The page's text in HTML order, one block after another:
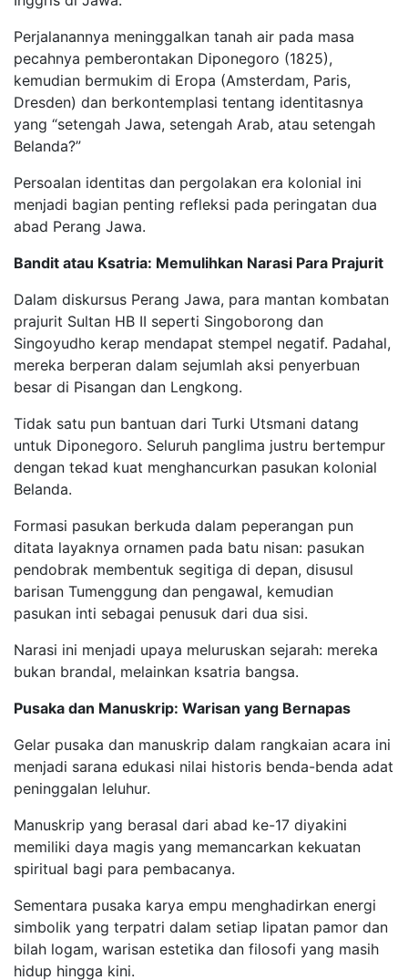
Perjalanannya meninggalkan tanah air pada masa
pecahnya pemberontakan Diponegoro (1825),
kemudian bermukim di Eropa (Amsterdam, Paris,
Dresden) dan berkontemplasi tentang identitasnya
yang “setengah Jawa, setengah Arab, atau setengah
Belanda?”
Persoalan identitas dan pergolakan era kolonial ini
menjadi bagian penting refleksi pada peringatan dua
abad Perang Jawa.
Bandit atau Ksatria: Memulihkan Narasi Para Prajurit
Dalam diskursus Perang Jawa, para mantan kombatan
prajurit Sultan HB II seperti Singoborong dan
Singoyudho kerap mendapat stempel negatif. Padahal,
mereka berperan dalam sejumlah aksi penyerbuan
besar di Pisangan dan Lengkong.
Tidak satu pun bantuan dari Turki Utsmani datang
untuk Diponegoro. Seluruh panglima justru bertempur
dengan tekad kuat menghancurkan pasukan kolonial
Belanda.
Formasi pasukan berkuda dalam peperangan pun
ditata layaknya ornamen pada batu nisan: pasukan
pendobrak membentuk segitiga di depan, disusul
barisan Tumenggung dan pengawal, kemudian
pasukan inti sebagai penusuk dari dua sisi.
Narasi ini menjadi upaya meluruskan sejarah: mereka
bukan brandal, melainkan ksatria bangsa.
Pusaka dan Manuskrip: Warisan yang Bernapas
Gelar pusaka dan manuskrip dalam rangkaian acara ini
menjadi sarana edukasi nilai historis benda-benda adat
peninggalan leluhur.
Manuskrip yang berasal dari abad ke-17 diyakini
memiliki daya magis yang memancarkan kekuatan
spiritual bagi para pembacanya.
Sementara pusaka karya empu menghadirkan energi
simbolik yang terpatri dalam setiap lipatan pamor dan
bilah logam, warisan estetika dan filosofi yang masih
hidup hingga kini.